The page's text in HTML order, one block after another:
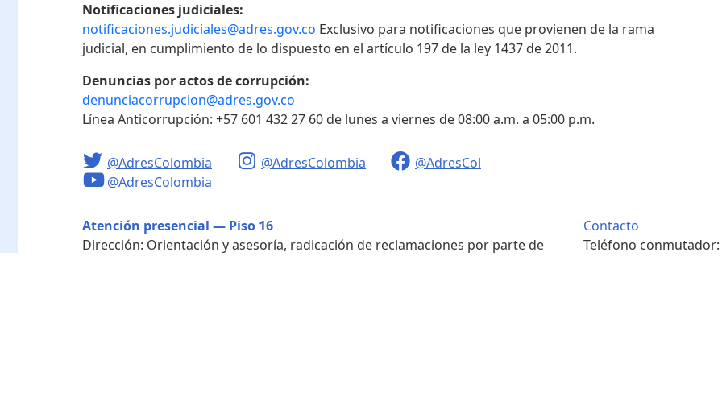
Notificaciones judiciales:
notificaciones.judiciales@adres.gov.co Exclusivo para notificaciones que provienen de la rama
judicial, en cumplimiento de lo dispuesto en el artículo 197 de la ley 1437 de 2011.
Denuncias por actos de corrupción:
denunciacorrupcion@adres.gov.co
Línea Anticorrupción: +57 601 432 27 60 de lunes a viernes de 08:00 a.m. a 05:00 p.m.
@AdresColombia @AdresColombia
@AdresCol
@AdresColombia
Atención presencial — Piso 16
Dirección: Orientación y asesoría, radicación de reclamaciones por parte de
Contacto
Teléfono conmutador: